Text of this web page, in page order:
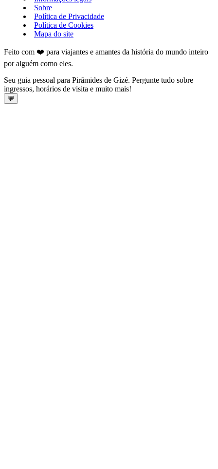
Sobre
Política de Privacidade
Política de Cookies
Mapa do site
Feito com ❤️ para viajantes e amantes da história do mundo inteiro
por alguém como eles.
Seu guia pessoal para Pirâmides de Gizé. Pergunte tudo sobre
ingressos, horários de visita e muito mais!
💬